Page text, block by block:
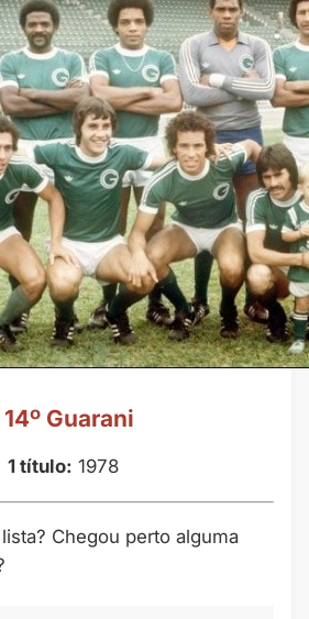
14º Guarani
1 título: 1978
Chegou perto alguma